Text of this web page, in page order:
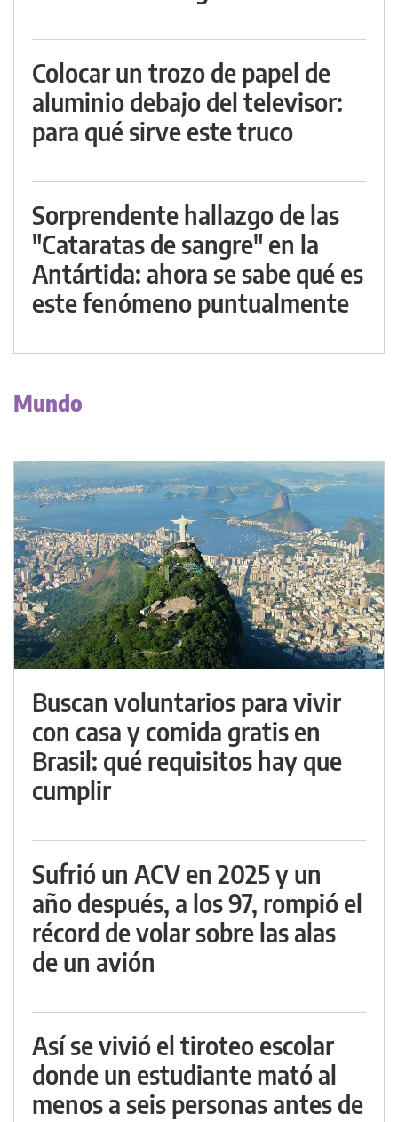
Colocar un trozo de papel de
aluminio debajo del televisor:
para qué sirve este truco
Sorprendente hallazgo de las
"Cataratas de sangre" en la
Antártida: ahora se sabe qué es
este fenómeno puntualmente
Mundo
Buscan voluntarios para vivir
con casa y comida gratis en
Brasil: qué requisitos hay que
cumplir
Sufrió un ACV en 2025 y un
año después, a los 97, rompió el
récord de volar sobre las alas
de un avión
Así se vivió el tiroteo escolar
donde un estudiante mató al
menos a seis personas antes de